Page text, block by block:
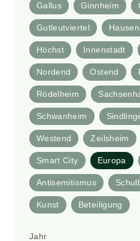
Gallus Ginnheim
Gutleutviertel Hausen
Höchst Innenstadt
Nordend Ostend
Rödelheim
Schwanheim
Westend Zeilsheim
Smart City Europa
Antisemitismus
Kunst Beteiligung
Jahr